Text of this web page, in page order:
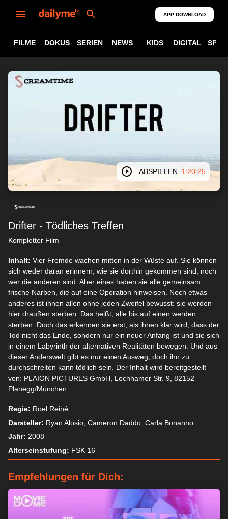
APP DOWNLOAD
FILME DOKUS SERIEN NEWS KIDS DIGITAL
ABSPIELEN 1:20:25
Drifter - Tödliches Treffen
Kompletter Film
Inhalt: Vier Fremde wachen mitten in der Wüste auf. Sie können
sich weder daran erinnern, wie sie dorthin gekommen sind, noch
wer die anderen sind. Aber eines haben sie alle gemeinsam:
frische Narben, die auf eine Operation hinweisen. Noch etwas
anderes ist ihnen allen ohne jeden Zweifel bewusst: sie werden
hier draußen sterben. Das heißt, alle bis auf einen werden
sterben. Doch das erkennen sie erst, als ihnen klar wird, dass der
Tod nicht das Ende, sondern nur ein neuer Anfang ist und sie sich
in einem Labyrinth der alternativen Realitäten bewegen. Und aus
dieser Anderswelt gibt es nur einen Ausweg, doch ihn zu
durchschreiten kann tödlich sein. Der Inhalt wird bereitgestellt
von: PLAION PICTURES GmbH, Lochhamer Str. 9, 82152
Planegg/München
Regie: Roel Reiné
Darsteller: Ryan Alosio, Cameron Daddo, Carla Bonanno
Jahr: 2008
Alterseinstufung: FSK 16
Empfehlungen für Dich: